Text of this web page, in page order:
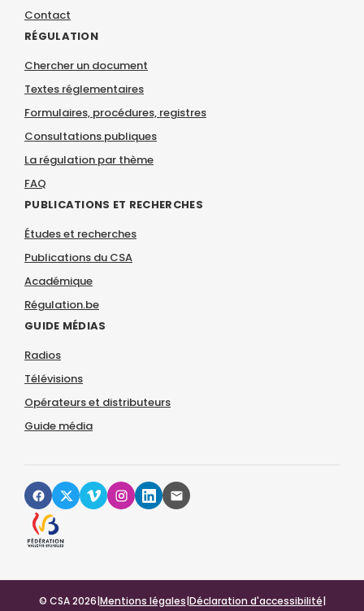
Contact
RÉGULATION
Chercher un document
Textes réglementaires
Formulaires, procédures, registres
Consultations publiques
La régulation par thème
FAQ
PUBLICATIONS ET RECHERCHES
Études et recherches
Publications du CSA
Académique
Régulation.be
GUIDE MÉDIAS
Radios
Télévisions
Opérateurs et distributeurs
Guide média
© CSA 2026|Mentions légales|Déclaration d'accessibilité|